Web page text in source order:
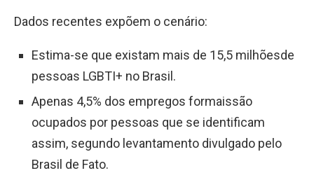
Dados recentes expõem o cenário:
Estima-se que existam mais de 15,5 milhõesde
pessoas LGBTI+ no Brasil.
Apenas 4,5% dos empregos formaissão
ocupados por pessoas que se identificam
assim, segundo levantamento divulgado pelo
Brasil de Fato.